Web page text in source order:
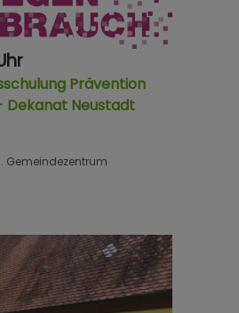
Prävention
Dekanat Neustadt
Gemeindezentrum